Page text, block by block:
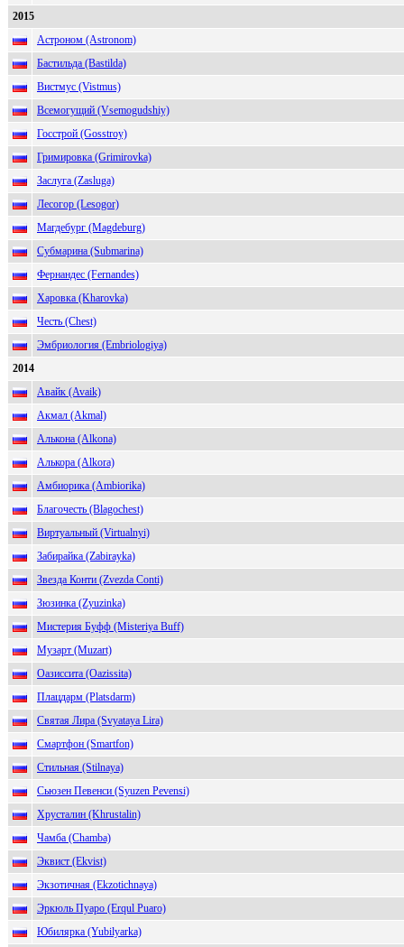
2015
Астроном (Astronom)
Бастильда (Bastilda)
Вистмус (Vistmus)
Всемогущий (Vsemogudshiy)
Госстрой (Gosstroy)
Гримировка (Grimirovka)
Заслуга (Zasluga)
Лесогор (Lesogor)
Магдебург (Magdeburg)
Субмарина (Submarina)
Фернандес (Fernandes)
Харовка (Kharovka)
Честь (Chest)
Эмбриология (Embriologiya)
2014
Авайк (Avaik)
Акмал (Akmal)
Алькона (Alkona)
Алькора (Alkora)
Амбиорика (Ambiorika)
Благочесть (Blagochest)
Виртуальный (Virtualnyi)
Забирайка (Zabirayka)
Звезда Конти (Zvezda Conti)
Зюзинка (Zyuzinka)
Мистерия Буфф (Misteriya Buff)
Музарт (Muzart)
Оазиссита (Oazissita)
Плацдарм (Platsdarm)
Святая Лира (Svyataya Lira)
Смартфон (Smartfon)
Стильная (Stilnaya)
Сьюзен Певенси (Syuzen Pevensi)
Хрусталин (Khrustalin)
Чамба (Chamba)
Эквист (Ekvist)
Экзотичная (Ekzotichnaya)
Эркюль Пуаро (Erqul Puaro)
Юбилярка (Yubilyarka)